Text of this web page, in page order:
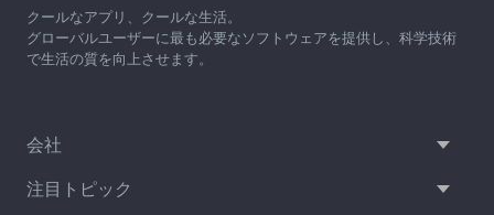
クールなアプリ、クールな生活。
グローバルユーザーに最も必要なソフトウェアを提供し、科学技術
で生活の質を向上させます。
会社
注目トピック